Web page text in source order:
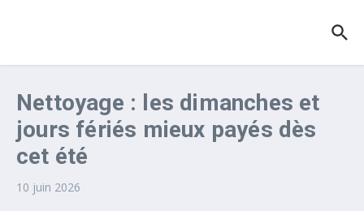
Nettoyage : les dimanches et
jours fériés mieux payés dès
cet été
10 juin 2026